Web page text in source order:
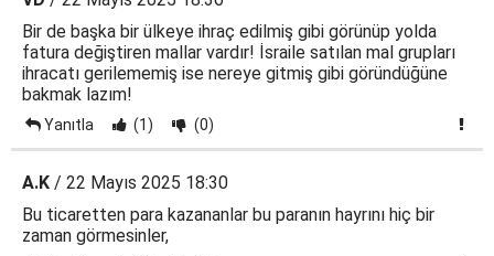
Bir de başka bir ülkeye ihraç edilmiş gibi görünüp yolda
fatura değiştiren mallar vardır! İsraile satılan mal grupları
ihracatı gerilememiş ise nereye gitmiş gibi göründüğüne
bakmak lazım!
Yanıtla (1) (0)
A.K / 22 Mayıs 2025 18:30
Bu ticaretten para kazananlar bu paranın hayrını hiç bir
zaman görmesinler,